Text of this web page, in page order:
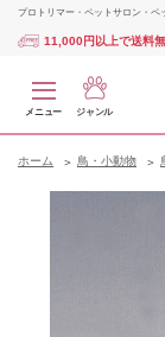
プロトリマー・ペットサロン・ペ
11,000円以上で送料無
メニュー ジャンル
ホーム 鳥・小動物